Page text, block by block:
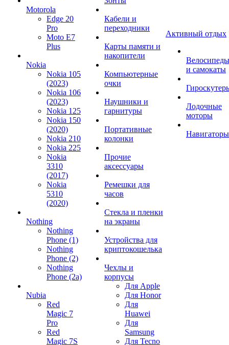
Motorola
Edge 20
Pro
Moto E7
Plus
Nokia
Nokia 105
(2023)
Nokia 106
(2023)
Nokia 125
Nokia 150
(2020)
Nokia 210
Nokia 225
Nokia
3310
(2017)
Nokia
5310
(2020)
Nothing
Nothing
Phone (1)
Nothing
Phone (2)
Nothing
Phone (2a)
Nubia
Red
Magic 7
Pro
Red
Magic 7S
Кабели и
переходники
Карты памяти и
накопители
Компьютерные
очки
Наушники и
гарнитуры
Портативные
колонки
Прочие
аксессуары
Ремешки для
часов
Стекла и пленки
на экраны
Устройства для
криптокошелька
Чехлы и
корпусы
Для Apple
Для Honor
Для
Huawei
Для
Samsung
Для Tecno
Активный отдых
Велосипеды
и самокаты
Лодочные
моторы
Навигаторы